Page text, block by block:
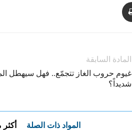
المادة السابقة
غيوم حروب الغاز تتجمّع.. فهل سيهطل
شديداً؟
المواد ذات الصلة